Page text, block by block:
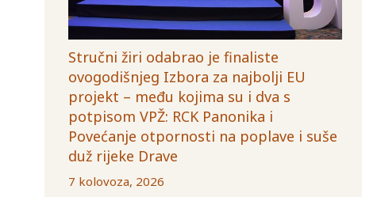
Stručni žiri odabrao je finaliste
ovogodišnjeg Izbora za najbolji EU
projekt – među kojima su i dva s
potpisom VPŽ: RCK Panonika i
Povećanje otpornosti na poplave i suše
duž rijeke Drave
7 kolovoza, 2026